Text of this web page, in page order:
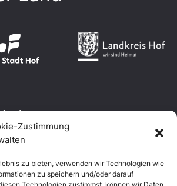
Zustimmung
zu bieten, verwenden wir Technologien wie
zu speichern und/oder darauf